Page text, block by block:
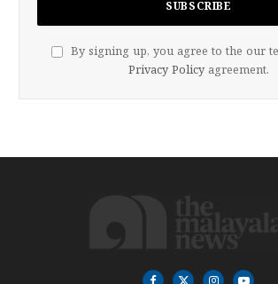
By signing up, you agree to the our
Privacy Policy agreement.